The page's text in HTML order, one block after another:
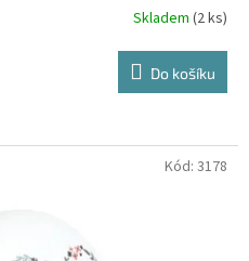
Skladem (2 ks)
Do košíku
Kód: 3178